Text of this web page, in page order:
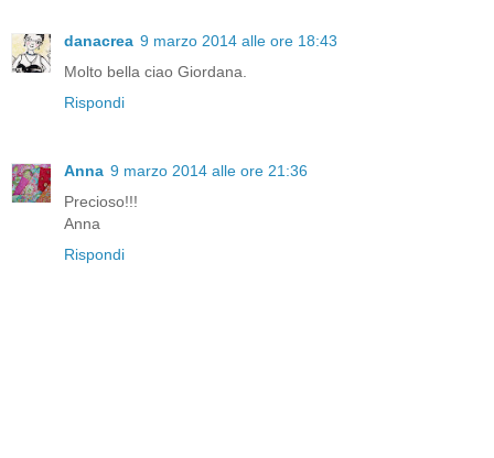
danacrea 9 marzo 2014 alle ore 18:43
Molto bella ciao Giordana.
Rispondi
Anna 9 marzo 2014 alle ore 21:36
Precioso!!!
Anna
Rispondi